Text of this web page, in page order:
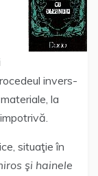
invers-
la
situaţie în
şi hainele